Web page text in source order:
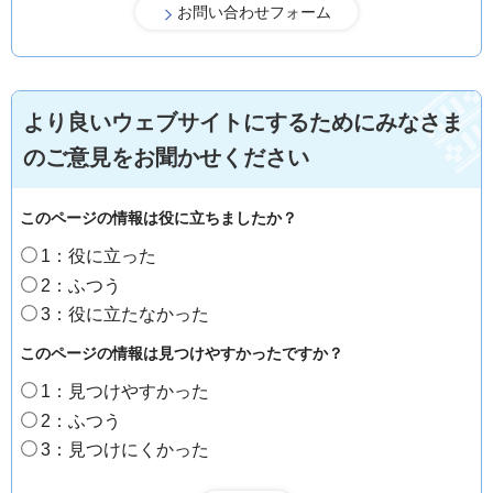
より良いウェブサイトにするためにみなさま
のご意見をお聞かせください
このページの情報は役に立ちましたか？
1：役に立った
2：ふつう
3：役に立たなかった
このページの情報は見つけやすかったですか？
1：見つけやすかった
2：ふつう
3：見つけにくかった